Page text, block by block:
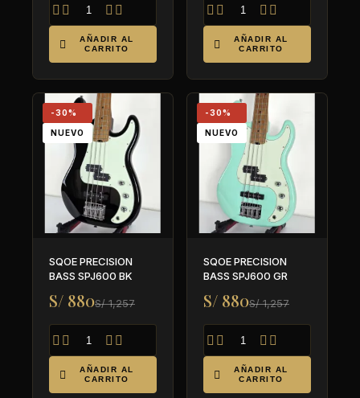
   

AÑADIR AL
CARRITO
   

AÑADIR AL
CARRITO
-30%
NUEVO
SQOE PRECISION
BASS SPJ600 BK
S/ 880S/ 1,257
   

AÑADIR AL
CARRITO
-30%
NUEVO
SQOE PRECISION
BASS SPJ600 GR
S/ 880S/ 1,257
   

AÑADIR AL
CARRITO